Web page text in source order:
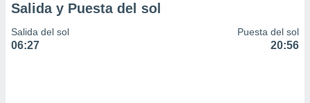
Salida y Puesta del sol
Salida del sol
06:27
Puesta del sol
20:56